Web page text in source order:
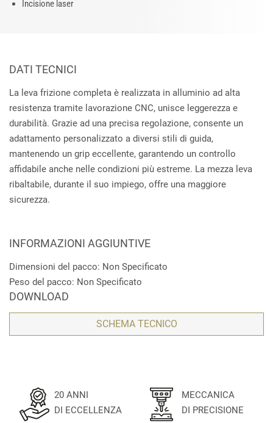
Incisione laser
DATI TECNICI
La leva frizione completa è realizzata in alluminio ad alta
resistenza tramite lavorazione CNC, unisce leggerezza e
durabilità. Grazie ad una precisa regolazione, consente un
adattamento personalizzato a diversi stili di guida,
mantenendo un grip eccellente, garantendo un controllo
affidabile anche nelle condizioni più estreme. La mezza leva
ribaltabile, durante il suo impiego, offre una maggiore
sicurezza.
INFORMAZIONI AGGIUNTIVE
Dimensioni del pacco: Non Specificato
Peso del pacco: Non Specificato
DOWNLOAD
SCHEMA TECNICO
20 ANNI
DI ECCELLENZA
MECCANICA
DI PRECISIONE